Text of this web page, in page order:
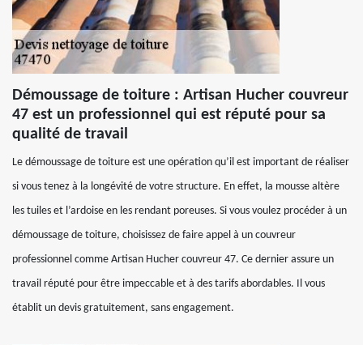
Démoussage de toiture : Artisan Hucher couvreur
47 est un professionnel qui est réputé pour sa
qualité de travail
Le démoussage de toiture est une opération qu’il est important de réaliser
si vous tenez à la longévité de votre structure. En effet, la mousse altère
les tuiles et l’ardoise en les rendant poreuses. Si vous voulez procéder à un
démoussage de toiture, choisissez de faire appel à un couvreur
professionnel comme Artisan Hucher couvreur 47. Ce dernier assure un
travail réputé pour être impeccable et à des tarifs abordables. Il vous
établit un devis gratuitement, sans engagement.